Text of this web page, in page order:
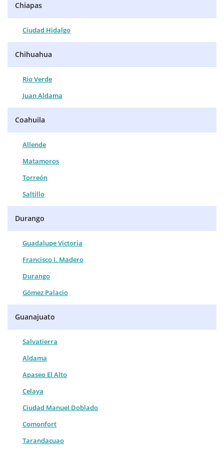
Chiapas
Ciudad Hidalgo
Chihuahua
Rio Verde
Juan Aldama
Coahuila
Allende
Matamoros
Torreón
Saltillo
Durango
Guadalupe Victoria
Francisco I. Madero
Durango
Gómez Palacio
Guanajuato
Salvatierra
Aldama
Apaseo El Alto
Celaya
Ciudad Manuel Doblado
Comonfort
Tarandacuao